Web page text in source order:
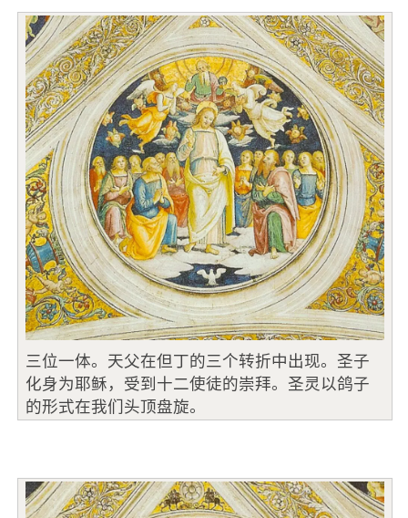
三位一体。天父在但丁的三个转折中出现。圣子
化身为耶稣，受到十二使徒的崇拜。圣灵以鸽子
的形式在我们头顶盘旋。